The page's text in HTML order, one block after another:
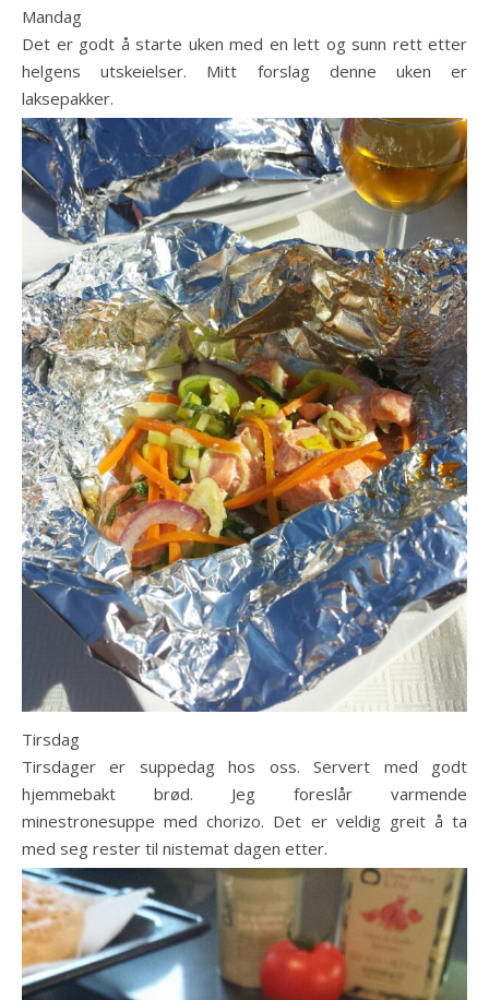
Mandag
Det er godt å starte uken med en lett og sunn rett etter
helgens utskeielser. Mitt forslag denne uken er
laksepakker.
Tirsdag
Tirsdager er suppedag hos oss. Servert med godt
hjemmebakt brød. Jeg foreslår varmende
minestronesuppe med chorizo. Det er veldig greit å ta
med seg rester til nistemat dagen etter.